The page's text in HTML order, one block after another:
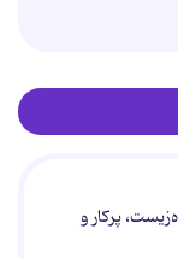
پرکار و